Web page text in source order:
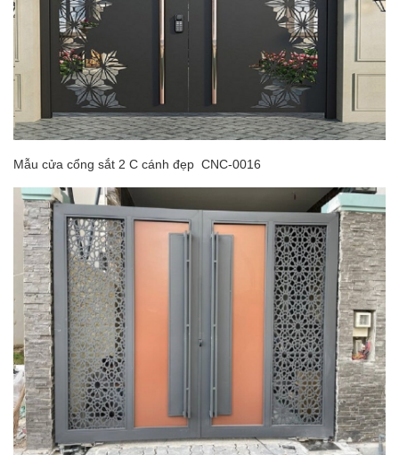
Mẫu cửa cổng sắt 2 C cánh đẹp CNC-0016